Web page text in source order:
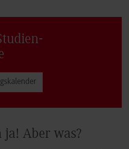
ja! Aber was?